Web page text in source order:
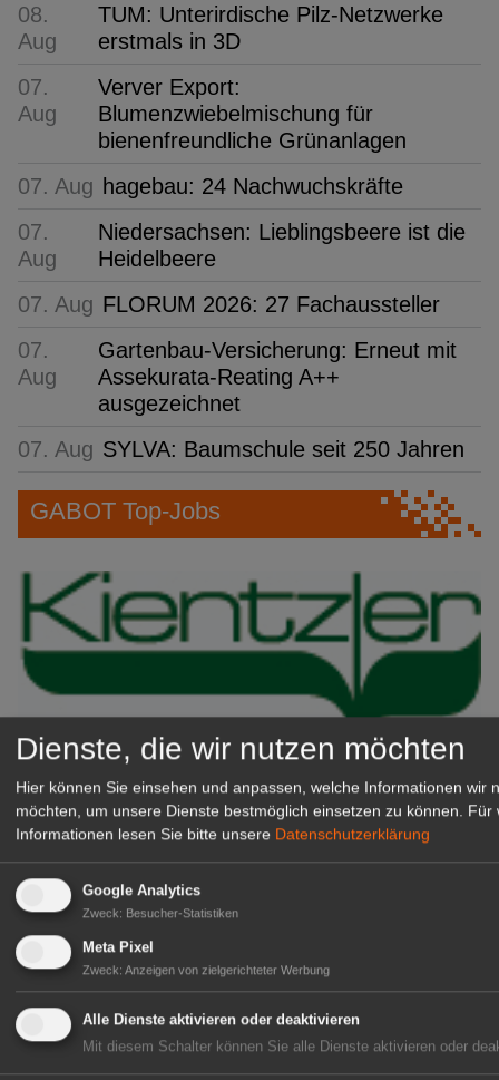
08.
Aug
TUM: Unterirdische Pilz-Netzwerke
erstmals in 3D
07.
Aug
Verver Export:
Blumenzwiebelmischung für
bienenfreundliche Grünanlagen
07. Aug hagebau: 24 Nachwuchskräfte
07.
Aug
Niedersachsen: Lieblingsbeere ist die
Heidelbeere
07. Aug FLORUM 2026: 27 Fachaussteller
07.
Aug
Gartenbau-Versicherung: Erneut mit
Assekurata-Reating A++
ausgezeichnet
07. Aug SYLVA: Baumschule seit 250 Jahren
GABOT Top-Jobs
Kientzler Jungpflanzen GmbH
& Co KG
Gärtner im Zierpflanzenbau
(Geselle/Meister/Techniker)
(m/w/d)
Gensingen
zur Stellenanzeige
Dienste, die wir nutzen möchten
Hier können Sie einsehen und anpassen, welche Informationen wir
möchten, um unsere Dienste bestmöglich einsetzen zu können.
Für
Informationen lesen Sie bitte unsere Datenschutzerklärung
Google Analytics
Zweck: Besucher-Statistiken
Meta Pixel
Zweck: Anzeigen von zielgerichteter Werbung
Alle Dienste aktivieren oder deaktivieren
Mit diesem Schalter können Sie alle Dienste aktivieren oder